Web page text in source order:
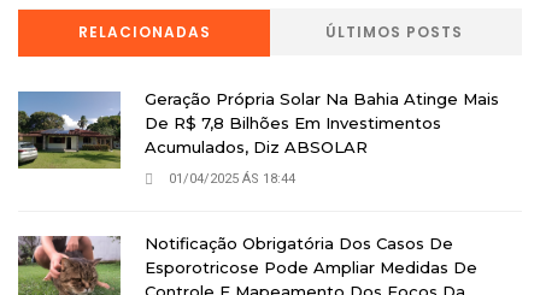
RELACIONADAS ÚLTIMOS POSTS
Geração Própria Solar Na Bahia Atinge Mais
De R$ 7,8 Bilhões Em Investimentos
Acumulados, Diz ABSOLAR
01/04/2025 ÁS 18:44
Notificação Obrigatória Dos Casos De
Esporotricose Pode Ampliar Medidas De